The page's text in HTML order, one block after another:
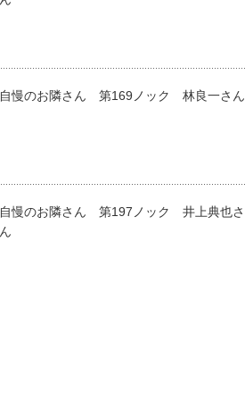
自慢のお隣さん 第169ノック 林良一さん
自慢のお隣さん 第197ノック 井上典也さ
ん